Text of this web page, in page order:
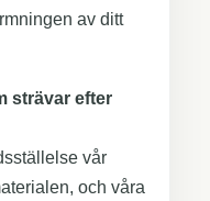
av ditt
strävar efter
vår
och våra